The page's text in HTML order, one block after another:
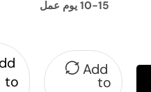
10-15 يوم عمل
Add
to
to